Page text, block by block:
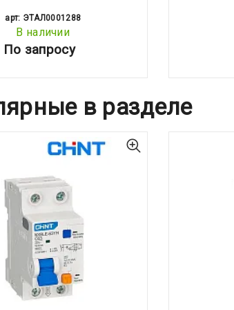
арт: ЭТАЛ0001288
В наличии
По запросу
в разделе